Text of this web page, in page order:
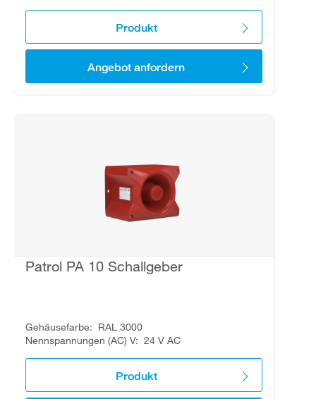
Produkt
Angebot anfordern
Patrol PA 10 Schallgeber
Gehäusefarbe
RAL 3000
Nennspannungen (AC) V
24 V AC
Produkt